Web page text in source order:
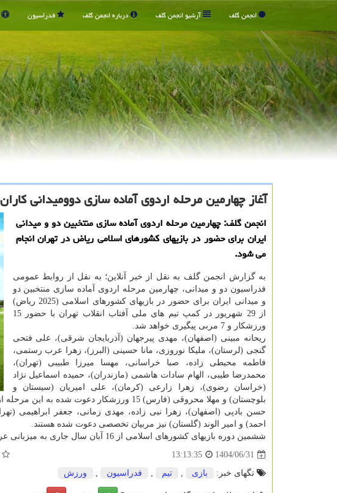
انجمن گلف آرشیو انجمن گلف درباره انجمن گلف فدراسیون
آغاز چهارمین مرحله اردوی آماده سازی دوومیدانی کاران
انجمن گلف: چهارمین مرحله اردوی آماده سازی منتخبین دو و میدانی
ایران برای حضور در بازیهای کشورهای اسلامی ریاض در تهران انجام
می شود.
به گزارش انجمن گلف به نقل از خبر آنلاین؛ به نقل از روابط عمومی
فدراسیون دو و میدانی، چهارمین مرحله اردوی آماده سازی منتخبین دو
و میدانی ایران برای حضور در بازیهای کشورهای اسلامی (2025 ریاض)
از 29 شهریور در کمپ تیم های ملی آفتاب انقلاب تهران با حضور 15
ورزشکار و 7 مربی پیگیری خواهد شد.
ریحانه مبینی (اصفهان)، مهدی پیرجهان (آذربایجان شرقی)، علی فتحی
گنجی (لرستان)، ملیکا نوروزی، مانا حسینی (البرز)، زهرا عرب رستمی،
فاطمه محیطی زاده، صبا خراسانی، مهسا میرزا طبیبی (تهران)،
محمدرضا طیبی، الهام سادات هاشمی (مازندران)، حمیده اسماعیل نژاد
(خراسان رضوی)، زهرا زارعی (کرمان)، علی امیریان (سیستان و
بلوچستان) و مهلا محروقی (فارس) 15 ورزشکار دعوت شده به این مرحله از اردو هستند.
حسن بادپی (اصفهان)، زهرا نبی زاده، مهدی زمانی، جعفر ابراهیمی
احمد) و امیر الوند (گلستان) نیز مربیان تخصصی دعوت شده هستند.
ششمین دوره بازیهای کشورهای اسلامی از 16 آبان سال جاری به میزبانی عربستان در شهر ریاض برگزار می شود.
1404/06/31
13:13:35
تگهای خبر: بازی , تیم , فدراسیون , ورزش